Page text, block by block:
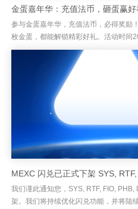
金蛋嘉年华：充值法币，砸蛋赢好
参与金蛋嘉年华，充值法币，必得奖励
枚金蛋，都能解锁精彩好礼。活动时间
年7月28日 18:00 (UTC+8...
MEXC 闪兑已正式下架 SYS,
我们谨此通知您，SYS, RTF, FIO,
架。我们将持续优化闪兑功能，并将